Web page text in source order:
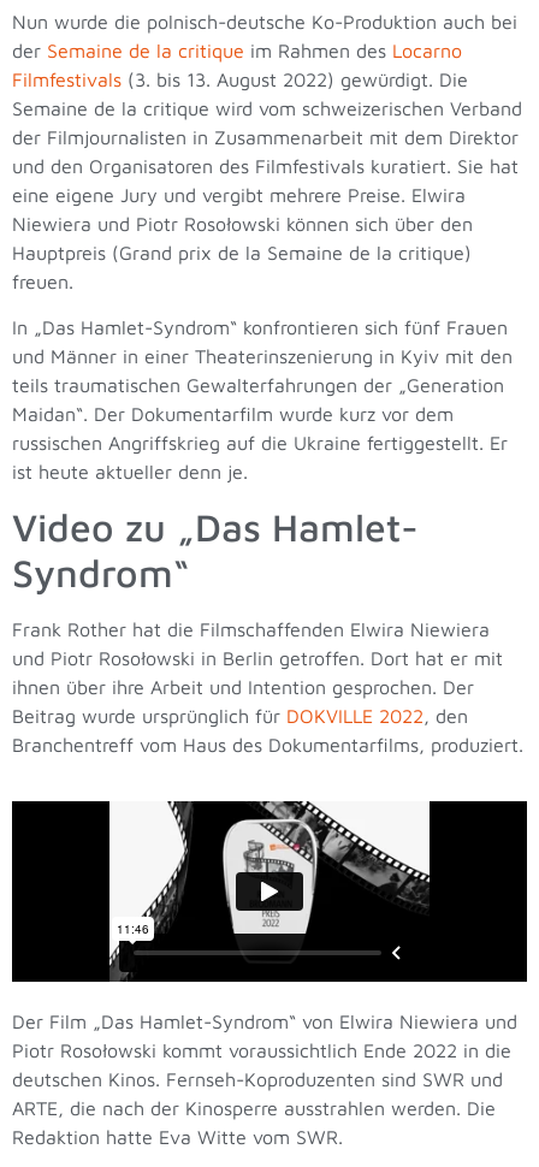
Nun wurde die polnisch-deutsche Ko-Produktion auch bei
der Semaine de la critique im Rahmen des Locarno
Filmfestivals (3. bis 13. August 2022) gewürdigt. Die
Semaine de la critique wird vom schweizerischen Verband
der Filmjournalisten in Zusammenarbeit mit dem Direktor
und den Organisatoren des Filmfestivals kuratiert. Sie hat
eine eigene Jury und vergibt mehrere Preise. Elwira
Niewiera und Piotr Rosołowski können sich über den
Hauptpreis (Grand prix de la Semaine de la critique)
freuen.
In „Das Hamlet-Syndrom“ konfrontieren sich fünf Frauen
und Männer in einer Theaterinszenierung in Kyiv mit den
teils traumatischen Gewalterfahrungen der „Generation
Maidan“. Der Dokumentarfilm wurde kurz vor dem
russischen Angriffskrieg auf die Ukraine fertiggestellt. Er
ist heute aktueller denn je.
Video zu „Das Hamlet-
Syndrom“
Frank Rother hat die Filmschaffenden Elwira Niewiera
und Piotr Rosołowski in Berlin getroffen. Dort hat er mit
ihnen über ihre Arbeit und Intention gesprochen. Der
Beitrag wurde ursprünglich für DOKVILLE 2022 , den
Branchentreff vom Haus des Dokumentarfilms, produziert.
Der Film „Das Hamlet-Syndrom“ von Elwira Niewiera und
Piotr Rosołowski kommt voraussichtlich Ende 2022 in die
deutschen Kinos. Fernseh-Koproduzenten sind SWR und
ARTE, die nach der Kinosperre ausstrahlen werden. Die
Redaktion hatte Eva Witte vom SWR.